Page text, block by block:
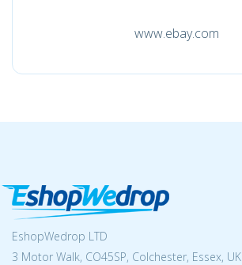
www.ebay.com
EshopWedrop LTD
3 Motor Walk, CO45SP, Colchester, Essex, UK